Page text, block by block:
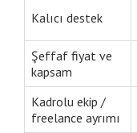
Kalıcı destek
Şeffaf fiyat ve
kapsam
Kadrolu ekip /
freelance ayrımı